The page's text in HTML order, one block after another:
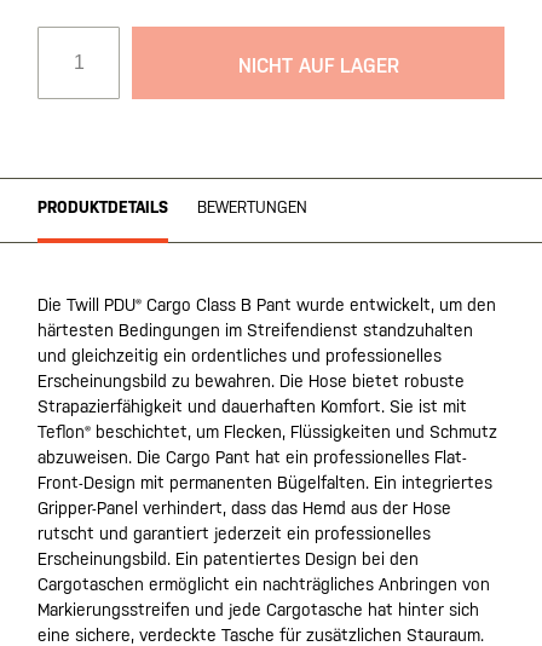
NICHT AUF LAGER
PRODUKTDETAILS BEWERTUNGEN
Die Twill PDU® Cargo Class B Pant wurde entwickelt, um den
härtesten Bedingungen im Streifendienst standzuhalten
und gleichzeitig ein ordentliches und professionelles
Erscheinungsbild zu bewahren. Die Hose bietet robuste
Strapazierfähigkeit und dauerhaften Komfort. Sie ist mit
Teflon® beschichtet, um Flecken, Flüssigkeiten und Schmutz
abzuweisen. Die Cargo Pant hat ein professionelles Flat-
Front-Design mit permanenten Bügelfalten. Ein integriertes
Gripper-Panel verhindert, dass das Hemd aus der Hose
rutscht und garantiert jederzeit ein professionelles
Erscheinungsbild. Ein patentiertes Design bei den
Cargotaschen ermöglicht ein nachträgliches Anbringen von
Markierungsstreifen und jede Cargotasche hat hinter sich
eine sichere, verdeckte Tasche für zusätzlichen Stauraum.